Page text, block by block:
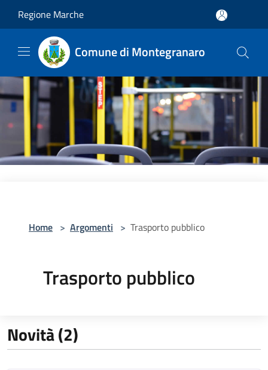
Regione Marche
Comune di Montegranaro
Home > Argomenti > Trasporto pubblico
Trasporto pubblico
Novità (2)